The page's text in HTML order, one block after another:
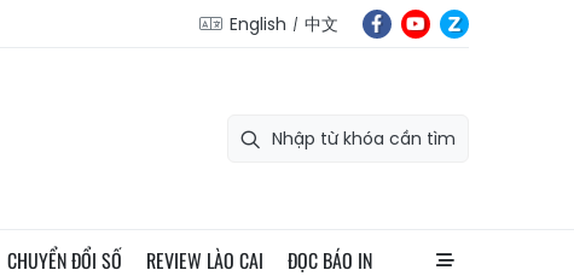
English 中文
CHUYỂN ĐỔI SỐ REVIEW LÀO CAI ĐỌC BÁO IN